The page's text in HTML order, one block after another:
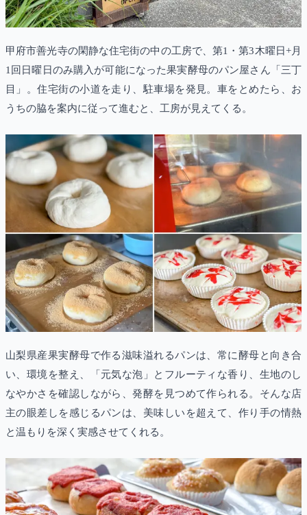
甲府市善光寺の閑静な住宅街の中の工房で、第1・第3木曜日+月
1回日曜日のみ購入が可能になった果実酵母のパン屋さん「三丁
目」。住宅街の小道を走り、駐車場を発見。車をとめたら、お
うちの脇を案内に従って進むと、工房が見えてくる。
山梨県産果実酵母で作る滋味溢れるパンは、常に酵母と向き合
い、環境を整え、「元気な泡」とフルーティな香り、生地のし
なやかさを確認しながら、発酵を見つめて作られる。そんな店
主の眼差しを感じるパンは、美味しいを超えて、作り手の情熱
と温もりを深く実感させてくれる。